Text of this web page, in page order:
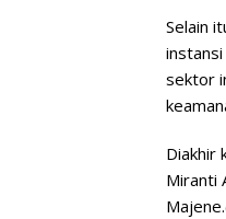
Selain
sektor
Diakhir
Miranti